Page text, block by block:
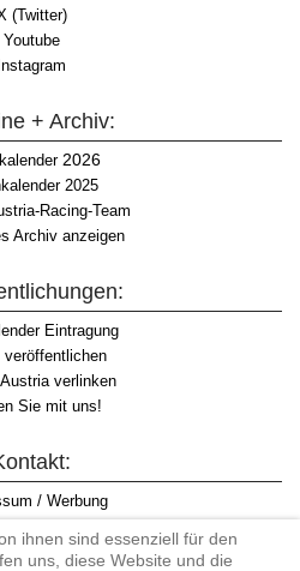
(Twitter)
Youtube
Instagram
+ Archiv:
2026
2025
Racing-Team
Archiv anzeigen
Eintragung
veröffentlichen
verlinken
Sie mit uns!
/ Werbung
WKO
ihnen sind essenziell für den
uns, diese Website und die